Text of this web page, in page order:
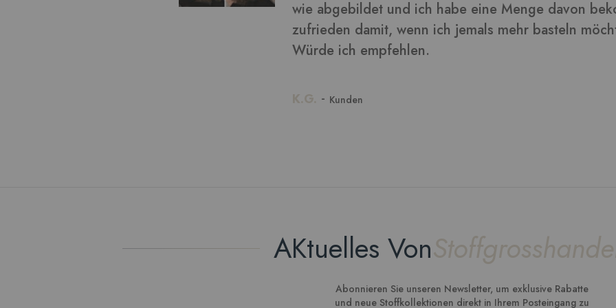
AKtuelles Von
Abonnieren Sie unseren Newsletter, um exklusive Rabatte
und neue Stoffkollektionen direkt in Ihrem Posteingang zu